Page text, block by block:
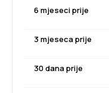
6 mjeseci prije
3 mjeseca prije
30 dana prije